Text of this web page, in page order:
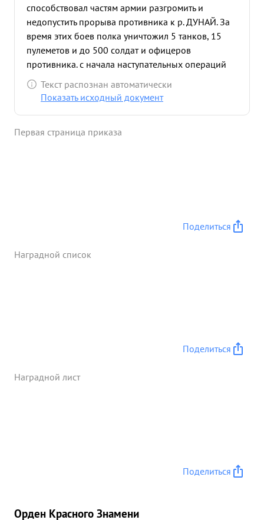
способствовал частям армии разгромить и
недопустить прорыва противника к р. ДУНАЙ. За
время этих боев полка уничтожил 5 танков, 15
пулеметов и до 500 солдат и офицеров
противника. с начала наступательных операций
полк под командованием Подполковника
ДВОРКИНА находясь в боевых порядках пехоты
местности полк прошел с боями 350 км. В
тактически грамотный командир Организовать
решителен. ...»
Текст распознан автоматически
Показать исходный документ
Первая страница приказа
Поделиться
Наградной список
Поделиться
Наградной лист
Поделиться
Орден Красного Знамени